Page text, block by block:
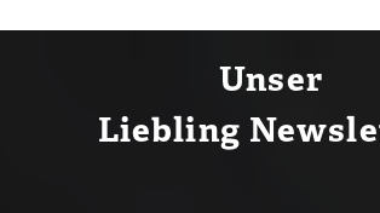
Unser
Liebling